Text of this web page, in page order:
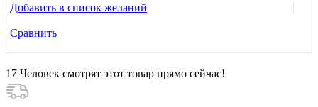
Добавить в список желаний
Сравнить
17 Человек смотрят этот товар прямо сейчас!